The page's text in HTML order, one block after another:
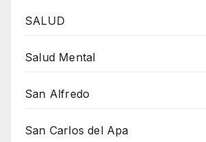
SALUD
Salud Mental
San Alfredo
San Carlos del Apa